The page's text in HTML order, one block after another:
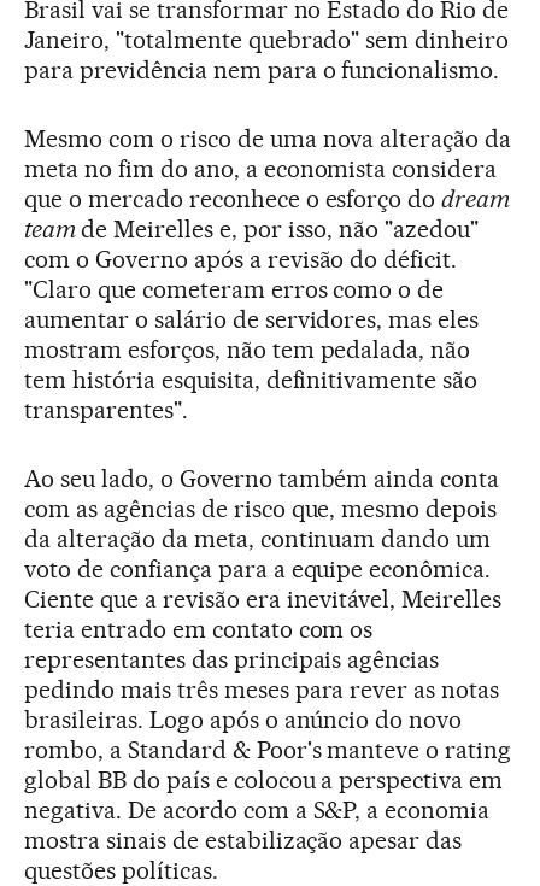
Brasil vai se transformar no Estado do Rio de
Janeiro, "totalmente quebrado" sem dinheiro
para previdência nem para o funcionalismo.
Mesmo com o risco de uma nova alteração da
meta no fim do ano, a economista considera
que o mercado reconhece o esforço dodream
teamde Meirelles e, por isso, não "azedou"
com o Governo após a revisão do déficit.
"Claro que cometeram erros como o de
aumentar o salário de servidores, mas eles
mostram esforços, não tem pedalada, não
tem história esquisita, definitivamente são
transparentes".
Ao seu lado, o Governo também ainda conta
com as agências de risco que, mesmo depois
da alteração da meta, continuam dando um
voto de confiança para a equipe econômica.
Ciente que a revisão era inevitável, Meirelles
teria entrado em contato com os
representantes das principais agências
pedindo mais três meses para rever as notas
brasileiras. Logo após o anúncio do novo
rombo, a Standard & Poor's manteve o rating
global BB do país e colocou a perspectiva em
negativa. De acordo com a S&P, a economia
mostra sinais de estabilização apesar das
questões políticas.